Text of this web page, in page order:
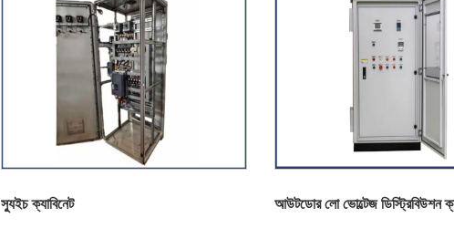
স্যুইচ ক্যাবিনেট আউটডোর লো ভোল্টেজ ডিস্ট্রিবিউশন